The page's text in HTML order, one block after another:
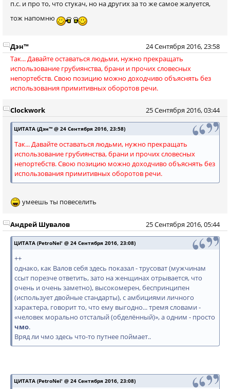
п.с. и про то, что стукач, но на других за то же самое жалуется,
тож напомню
24 Сентября 2016, 23:58
Дэн™
Так... Давайте оставаться людьми, нужно прекращать
использование грубиянства, брани и прочих словесных
непортебств. Свою позицию можно доходчиво объяснять без
использования примитивных оборотов речи.
25 Сентября 2016, 03:44
Clockwork
ЦИТАТА (Дэн™ @ 24 Сентября 2016, 23:58)
Так... Давайте оставаться людьми, нужно прекращать
использование грубиянства, брани и прочих словесных
непортебств. Свою позицию можно доходчиво объяснять без
использования примитивных оборотов речи.
умеешь ты повеселить
25 Сентября 2016, 05:44
Андрей Шувалов
ЦИТАТА (PetroNel' @ 24 Сентября 2016, 23:08)
++
однако, как Валов себя здесь показал - трусоват (мужчинам
ссыт порезче ответить, зато на женщинах отрывается, что
очень и очень заметно), высокомерен, беспринципен
(использует двойные стандарты), с амбициями личного
характера, говорит то, что ему выгодно... тремя словами -
«человек морально отсталый (обделённый)», а одним - просто
чмо.
Вряд ли чмо здесь что-то путнее поймает..
ЦИТАТА (PetroNel' @ 24 Сентября 2016, 23:08)